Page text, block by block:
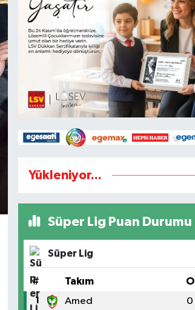
Yükleniyor...
Süper Lig Puan Durumu
Süper Lig
# Takım O
1 Amed 0